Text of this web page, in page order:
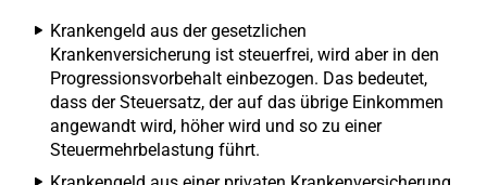
Krankengeld aus der gesetzlichen
Krankenversicherung ist steuerfrei, wird aber in den
Progressionsvorbehalt einbezogen. Das bedeutet,
dass der Steuersatz, der auf das übrige Einkommen
angewandt wird, höher wird und so zu einer
Steuermehrbelastung führt.